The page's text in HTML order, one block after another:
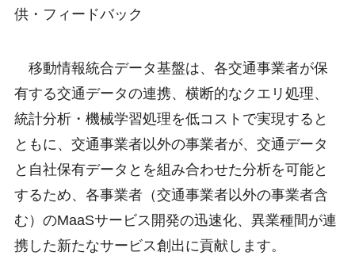
供・フィードバック
移動情報統合データ基盤は、各交通事業者が保
有する交通データの連携、横断的なクエリ処理、
統計分析・機械学習処理を低コストで実現すると
ともに、交通事業者以外の事業者が、交通データ
と自社保有データとを組み合わせた分析を可能と
するため、各事業者（交通事業者以外の事業者含
む）のMaaSサービス開発の迅速化、異業種間が連
携した新たなサービス創出に貢献します。